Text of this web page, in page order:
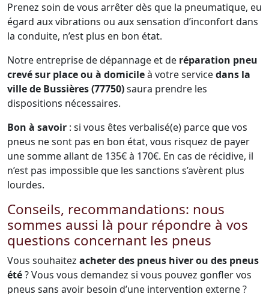
Prenez soin de vous arrêter dès que la pneumatique, eu
égard aux vibrations ou aux sensation d’inconfort dans
la conduite, n’est plus en bon état.
Notre entreprise de dépannage et de réparation pneu
crevé sur place ou à domicileà votre servicedans la
ville de Bussières (77750)saura prendre les
dispositions nécessaires.
Bon à savoir : si vous êtes verbalisé(e) parce que vos
pneus ne sont pas en bon état, vous risquez de payer
une somme allant de 135€ à 170€. En cas de récidive, il
n’est pas impossible que les sanctions s’avèrent plus
lourdes.
Conseils, recommandations: nous
sommes aussi là pour répondre à vos
questions concernant les pneus
Vous souhaitez acheter des pneus hiver ou des pneus
été? Vous vous demandez si vous pouvez gonfler vos
pneus sans avoir besoin d’une intervention externe ?